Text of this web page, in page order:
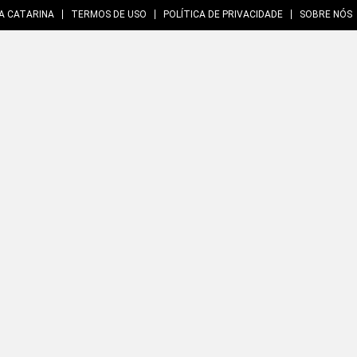
CATARINA TERMOS DE USO POLÍTICA DE PRIVACIDADE SOBRE NÓS